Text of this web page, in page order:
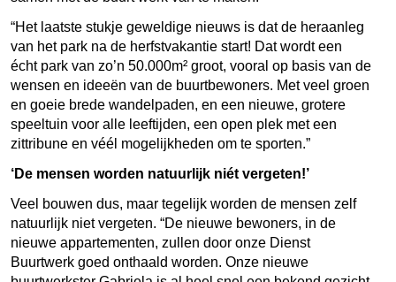
“Het laatste stukje geweldige nieuws is dat de heraanleg
van het park na de herfstvakantie start! Dat wordt een
écht park van zo’n 50.000m² groot, vooral op basis van de
wensen en ideeën van de buurtbewoners. Met veel groen
en goeie brede wandelpaden, en een nieuwe, grotere
speeltuin voor alle leeftijden, een open plek met een
zittribune en véél mogelijkheden om te sporten.”
‘De mensen worden natuurlijk niét vergeten!’
Veel bouwen dus, maar tegelijk worden de mensen zelf
natuurlijk niet vergeten. “De nieuwe bewoners, in de
nieuwe appartementen, zullen door onze Dienst
Buurtwerk goed onthaald worden. Onze nieuwe